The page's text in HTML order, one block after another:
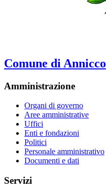
Comune di Annicco
Amministrazione
Organi di governo
Aree amministrative
Uffici
Enti e fondazioni
Politici
Personale amministrativo
Documenti e dati
Servizi